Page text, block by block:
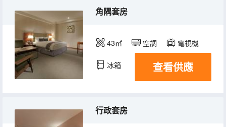
角隅套房
43㎡ 空調 電視機
冰箱 查看供應
行政套房